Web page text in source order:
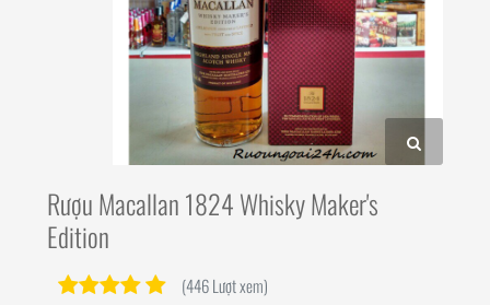
Rượu Macallan 1824 Whisky Maker's
Edition
(446 Lượt xem)